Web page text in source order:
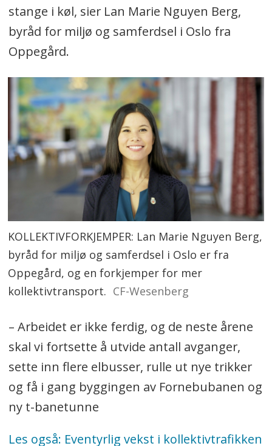
stange i køl, sier Lan Marie Nguyen Berg,
byråd for miljø og samferdsel i Oslo fra
Oppegård.
KOLLEKTIVFORKJEMPER: Lan Marie Nguyen Berg,
byråd for miljø og samferdsel i Oslo er fra
Oppegård, og en forkjemper for mer
kollektivtransport. CF-Wesenberg
– Arbeidet er ikke ferdig, og de neste årene
skal vi fortsette å utvide antall avganger,
sette inn flere elbusser, rulle ut nye trikker
og få i gang byggingen av Fornebubanen og
ny t-banetunne
Les også: Eventyrlig vekst i kollektivtrafikken